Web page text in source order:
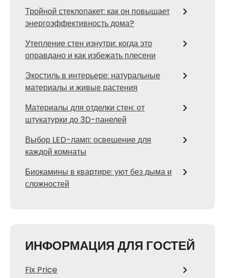
Тройной стеклопакет: как он повышает
энергоэффективность дома?
Утепление стен изнутри: когда это
оправдано и как избежать плесени
Экостиль в интерьере: натуральные
материалы и живые растения
Материалы для отделки стен: от
штукатурки до 3D-панелей
Выбор LED-ламп: освещение для
каждой комнаты
Биокамины в квартире: уют без дыма и
сложностей
ИНФОРМАЦИЯ ДЛЯ ГОСТЕЙ
Fix Price